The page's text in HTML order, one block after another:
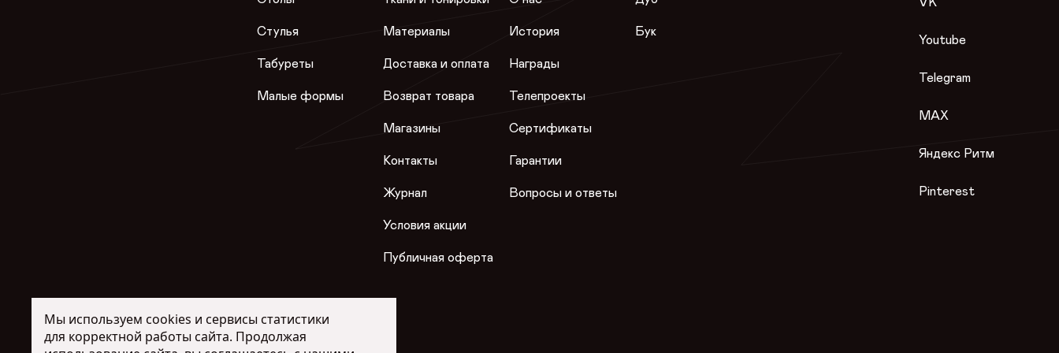
Стулья
Табуреты
Малые формы
Материалы
Доставка и оплата
Возврат товара
Магазины
Контакты
Журнал
Условия акции
Публичная оферта
История
Награды
Телепроекты
Сертификаты
Гарантии
Вопросы и ответы
Бук
Youtube
Telegram
MAX
Яндекс Ритм
Pinterest
Мы используем cookies и сервисы статистики
для корректной работы сайта. Продолжая